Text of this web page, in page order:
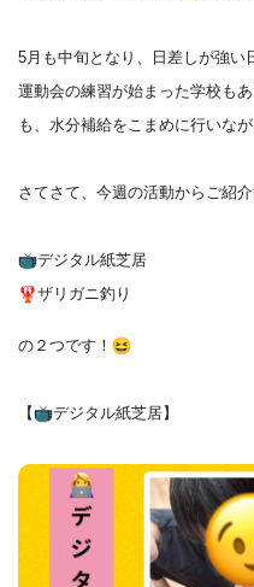
5月も中旬となり、日差しが強い
運動会の練習が始まった学校も
も、水分補給をこまめに行いな
さてさて、今週の活動からご紹
デジタル紙芝居
ザリガニ釣り
の２つです！
【 デジタル紙芝居】